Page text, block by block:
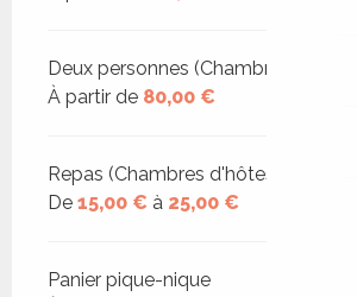
Deux personnes (Chambres d'hôtes)
À partir de 80,00 €
Repas (Chambres d'hôtes)
De 15,00 € à 25,00 €
Panier pique-nique